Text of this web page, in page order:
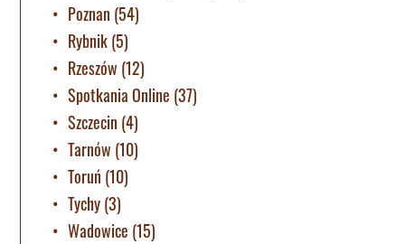
Poznan (54)
Rybnik(5)
Rzeszów (12)
Spotkania Online (37)
Szczecin (4)
Tarnów (10)
Toruń (10)
Tychy(3)
Wadowice (15)